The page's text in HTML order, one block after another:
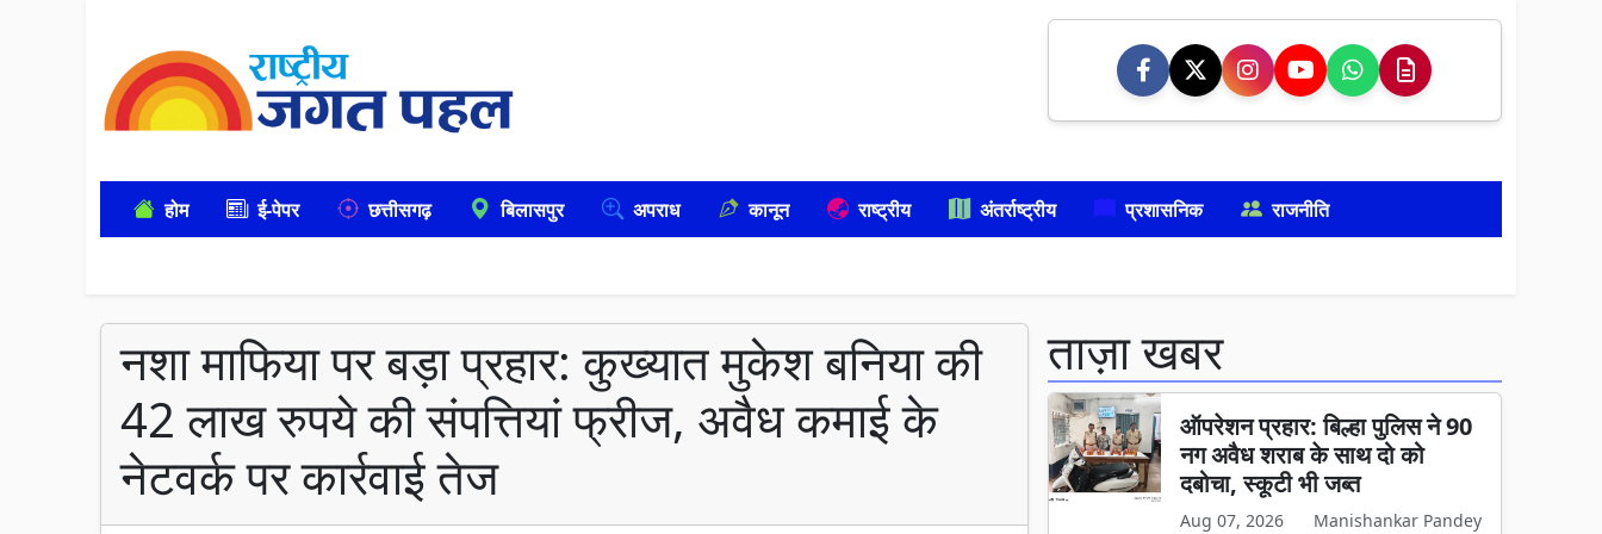
होम ई-पेपर छत्तीसगढ़ बिलासपुर अपराध कानून राष्ट्रीय अंतर्राष्ट्रीय प्रशासनिक राजनीति
नशा माफिया पर बड़ा प्रहार: कुख्यात मुकेश बनिया की
42 लाख रुपये की संपत्तियां फ्रीज, अवैध कमाई के
नेटवर्क पर कार्रवाई तेज
ताज़ा खबर
ऑपरेशन प्रहार: बिल्हा पुलिस ने 90
नग अवैध शराब के साथ दो को
दबोचा, स्कूटी भी जब्त
Aug 07, 2026 Manishankar Pandey